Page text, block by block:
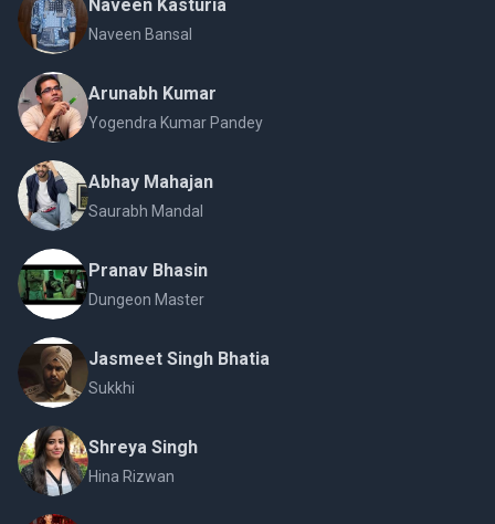
Naveen Kasturia
Naveen Bansal
Arunabh Kumar
Yogendra Kumar Pandey
Abhay Mahajan
Saurabh Mandal
Pranav Bhasin
Dungeon Master
Jasmeet Singh Bhatia
Sukkhi
Shreya Singh
Hina Rizwan